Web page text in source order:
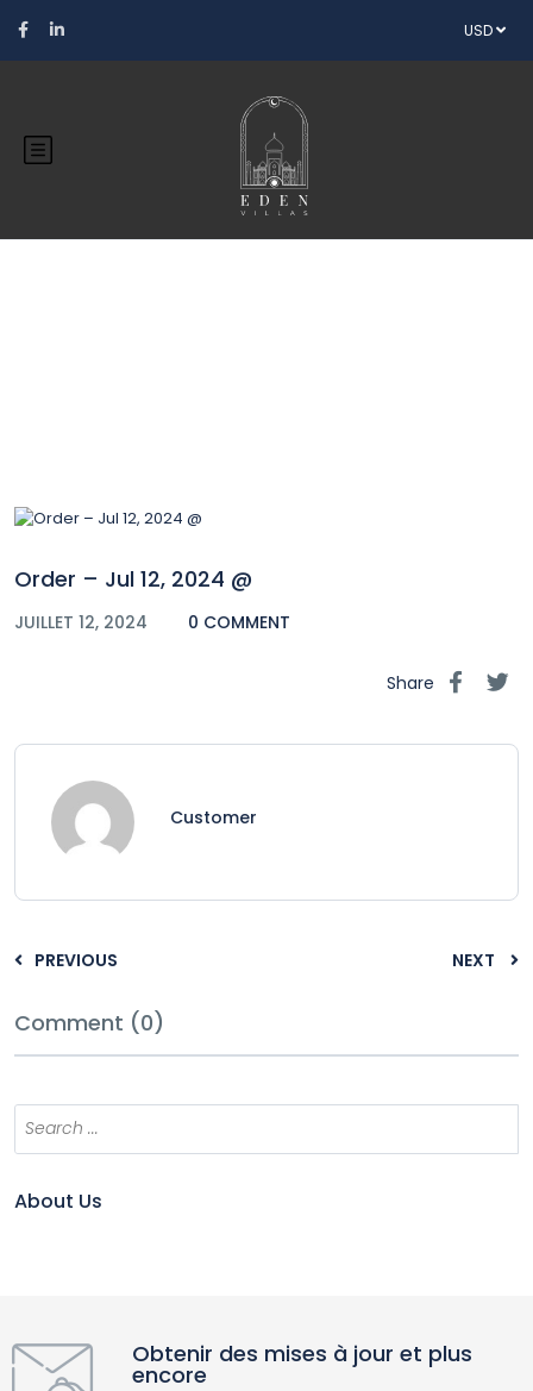
USD
Order – Jul 12, 2024 @
JUILLET 12, 2024 0 COMMENT
Share
Customer
PREVIOUS NEXT
Comment (0)
About Us
Obtenir des mises à jour et plus
encore